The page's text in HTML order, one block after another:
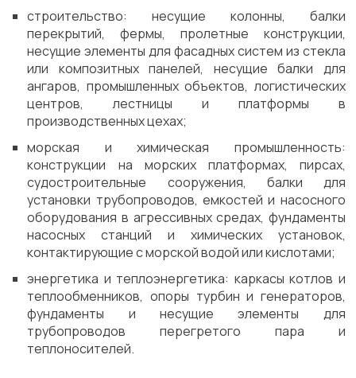
строительство: несущие колонны, балки
перекрытий, фермы, пролетные конструкции,
несущие элементы для фасадных систем из стекла
или композитных панелей, несущие балки для
ангаров, промышленных объектов, логистических
центров, лестницы и платформы в
производственных цехах;
морская и химическая промышленность:
конструкции на морских платформах, пирсах,
судостроительные сооружения, балки для
установки трубопроводов, емкостей и насосного
оборудования в агрессивных средах, фундаменты
насосных станций и химических установок,
контактирующие с морской водой или кислотами;
энергетика и теплоэнергетика: каркасы котлов и
теплообменников, опоры турбин и генераторов,
фундаменты и несущие элементы для
трубопроводов перегретого пара и
теплоносителей.